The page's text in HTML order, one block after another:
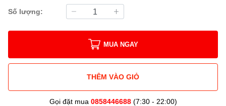
Số lượng:
MUA NGAY
THÊM VÀO GIỎ
Gọi đặt mua 0858446688(7:30 - 22:00)